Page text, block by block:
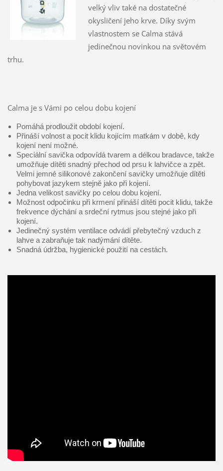
velký vliv také na dostatečné
okysličení jeho krve. Díky svým
vlastnostem se Calma stává
jedinečnou novinkou na světovém
trhu.
Calma je s Vámi po celou dobu kojení
Pomáhá prodloužit období kojení.
Přináší volnost a pocit klidu kojícím matkám v době, kdy
kojení není možné.
Speciální savička odpovídá tvarem a délkou bradavce, takže
umožňuje dítěti snadný přechod od prsu k lahvičce a zpět.
Velmi jemné silikonové zakončení savičky umožňuje dítěti
pohybovat jazykem stejně jako při kojení.
Jedna velikost savičky po celou dobu kojení.
Možnost odpočinku při krmení přináší dítěti pocit klidu, takže
frekvence dýchání a srdeční rytmus jsou stejné jako při
kojení.
Jedinečný systém ventilace odvádí přebytečný vzduch z
lahve a zabraňuje tak nadýmání dítěte.
Snadná údržba, hygienické použití na cestách.